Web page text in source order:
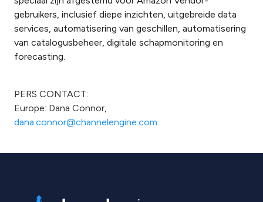
gebruikers, inclusief diepe inzichten, uitgebreide data
services, automatisering van geschillen, automatisering
van catalogusbeheer, digitale schapmonitoring en
forecasting.
PERS CONTACT:
Europe: Dana Connor,
dana.connor@channelengine.com